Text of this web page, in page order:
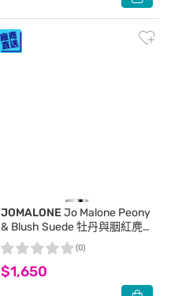
JOMALONE Jo Malone Peony
& Blush Suede 牡丹與胭紅麂
絨香水 30ml
$1,650
(0)